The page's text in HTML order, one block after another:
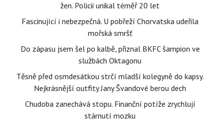
žen. Policii unikal téměř 20 let
Fascinující i nebezpečná. U pobřeží Chorvatska udeřila
mořská smršť
Do zápasu jsem šel po kalbě, přiznal BKFC šampion ve
službách Oktagonu
Těsně před osmdesátkou strčí mladší kolegyně do kapsy.
Nejkrásnější outfity Jany Švandové berou dech
Chudoba zanechává stopu. Finanční potíže zrychlují
stárnutí mozku